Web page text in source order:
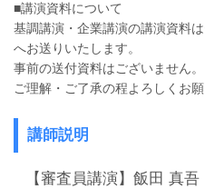
■講演資料について
基調講演・企業講演の講演資料
へお送りいたします。
事前の送付資料はございません。
ご理解・ご了承の程よろしくお
講師説明
【審査員講演】飯田 真吾